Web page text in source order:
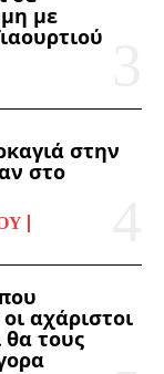
με
στην
στο
αχάριστοι
τους